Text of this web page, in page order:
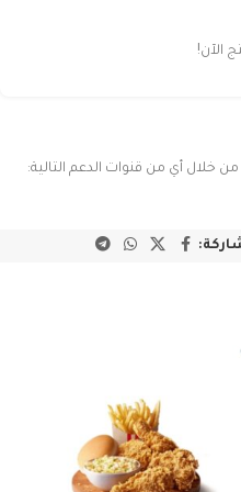
الآن!
خلال أي من قنوات الدعم التالية: